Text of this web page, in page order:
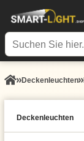
Decken­leuchten
Decken­leuchten